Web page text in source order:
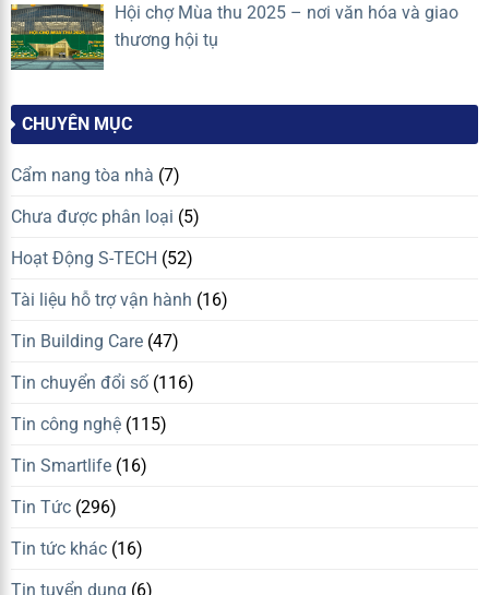
Hội chợ Mùa thu 2025 – nơi văn hóa và giao
thương hội tụ
CHUYÊN MỤC
Cẩm nang tòa nhà (7)
Chưa được phân loại (5)
Hoạt Động S-TECH (52)
Tài liệu hỗ trợ vận hành (16)
Tin Building Care (47)
Tin chuyển đổi số (116)
Tin công nghệ (115)
Tin Smartlife (16)
Tin Tức (296)
Tin tức khác (16)
Tin tuyển dụng (6)